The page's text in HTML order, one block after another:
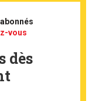
vous
dès